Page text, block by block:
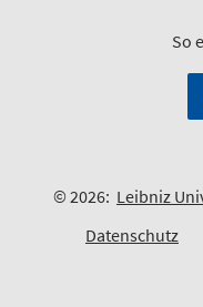
So
© 2026: Leibniz
Datenschutz